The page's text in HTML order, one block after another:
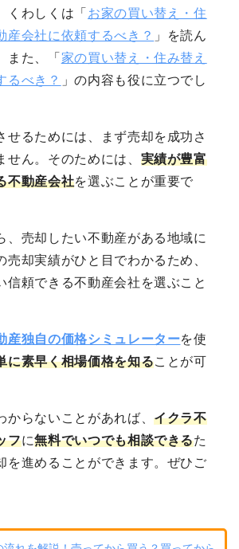
くわしくは「 お家の買い替え・住
産会社に依頼するべき？ 」を読ん
また、「 家の買い替え・住み替え
るべき？ 」の内容も役に立つでし
せるためには、まず売却を成功さ
せん。そのためには、 実績が豊富
不動産会社を選ぶことが重要で
、売却したい不動産がある地域に
売却実績がひと目でわかるため、
信頼できる不動産会社を選ぶこと
産独自の価格シミュレーターを使
に素早く相場価格を知ることが可
からないことがあれば、イクラ不
フに無料でいつでも相談できるた
を進めることができます。ぜひご